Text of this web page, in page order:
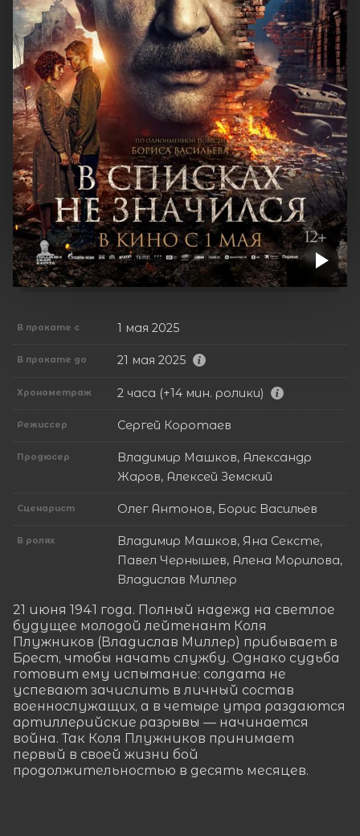
В прокате с 1 мая 2025
В прокате до 21 мая 2025
Хронометраж 2 часа (+14 мин. ролики)
Режиссер Сергей Коротаев
Продюсер
Владимир Машков, Александр
Жаров, Алексей Земский
Сценарист Олег Антонов, Борис Васильев
В ролях
Владимир Машков, Яна Сексте,
Павел Чернышев, Алена Морилова,
Владислав Миллер
21 июня 1941 года. Полный надежд на светлое
будущее молодой лейтенант Коля
Плужников (Владислав Миллер) прибывает в
Брест, чтобы начать службу. Однако судьба
готовит ему испытание: солдата не
успевают зачислить в личный состав
военнослужащих, а в четыре утра раздаются
артиллерийские разрывы — начинается
война. Так Коля Плужников принимает
первый в своей жизни бой
продолжительностью в десять месяцев.